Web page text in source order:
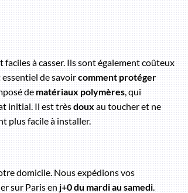
à casser. Ils sont également coûteux
essentiel de savoircomment protéger
dematériaux polymères, qui
initial. Il est trèsdouxau toucher et ne
plus facile à installer.
domicile. Nous expédions vos
sur Paris enj+0 du mardi au samedi.